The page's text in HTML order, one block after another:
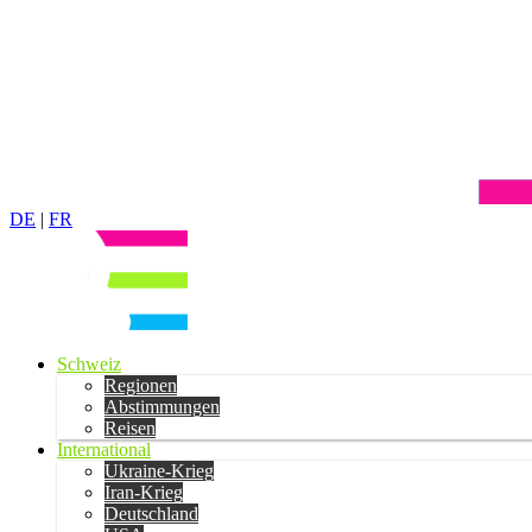
DE | FR
Schweiz
Regionen
Abstimmungen
Reisen
International
Ukraine-Krieg
Iran-Krieg
Deutschland